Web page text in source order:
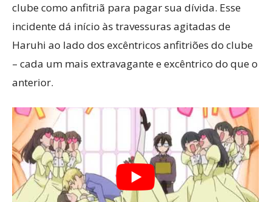
clube como anfitriã para pagar sua dívida. Esse
incidente dá início às travessuras agitadas de
Haruhi ao lado dos excêntricos anfitriões do clube
– cada um mais extravagante e excêntrico do que o
anterior.